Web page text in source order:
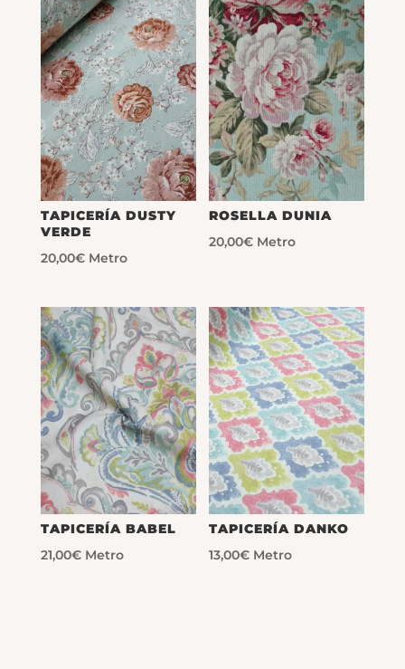
TAPICERÍA DUSTY
VERDE
20,00€ Metro
ROSELLA DUNIA
20,00€ Metro
TAPICERÍA BABEL
21,00€ Metro
TAPICERÍA DANKO
13,00€ Metro